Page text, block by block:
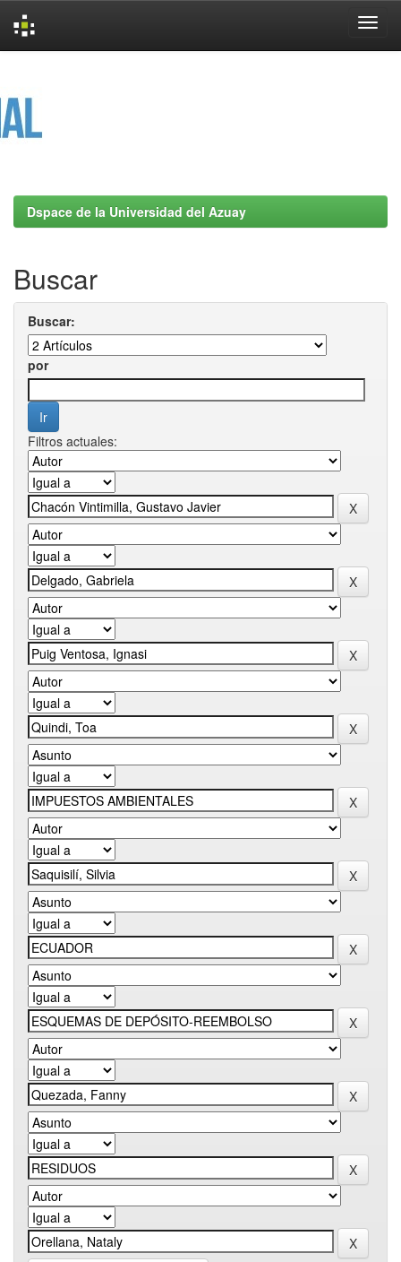
Dspace de la Universidad del Azuay
Buscar
Buscar:
por
Filtros actuales: